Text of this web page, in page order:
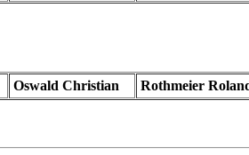
Oswald Christian Rothmeier